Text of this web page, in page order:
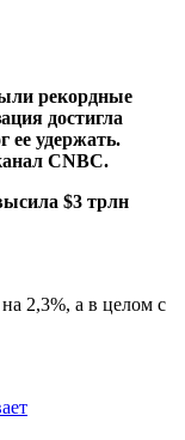
рекордные
достигла
ее удержать.
CNBC.
2,3%, а в целом с